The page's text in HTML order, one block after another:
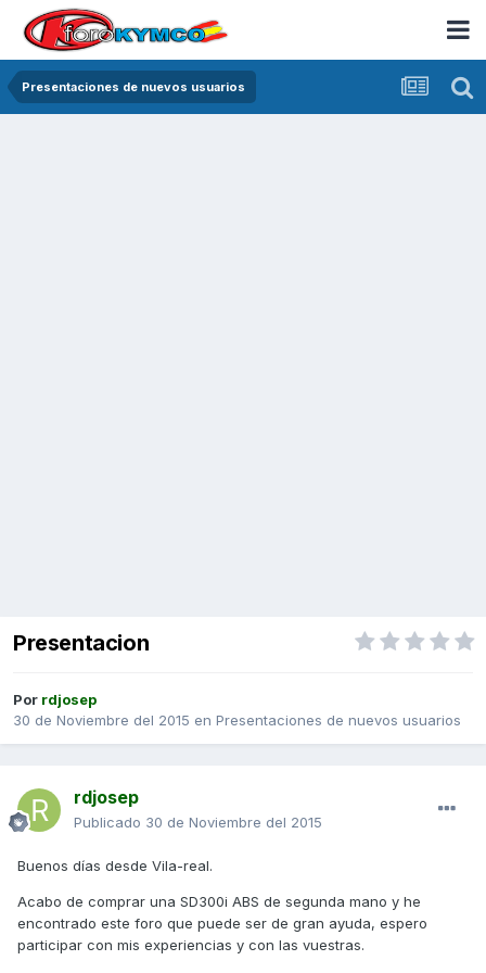
Presentaciones de nuevos usuarios
Presentacion
Por rdjosep
30 de Noviembre del 2015 en Presentaciones de nuevos usuarios
rdjosep
Publicado 30 de Noviembre del 2015
Buenos días desde Vila-real.
Acabo de comprar una SD300i ABS de segunda mano y he
encontrado este foro que puede ser de gran ayuda, espero
participar con mis experiencias y con las vuestras.